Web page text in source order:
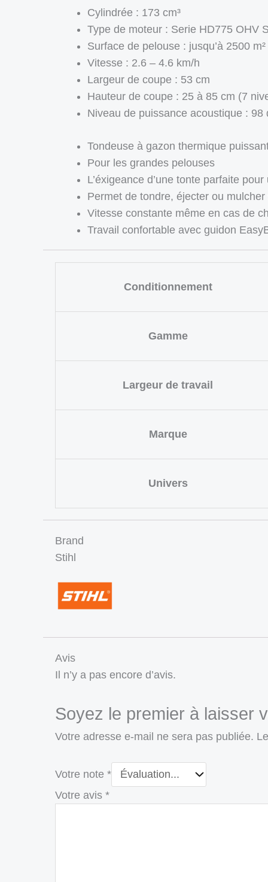
Cylindrée : 173 cm³
Type de moteur : Serie HD775 OHV
Surface de pelouse : jusqu’à 2500 m²
Vitesse : 2.6 – 4.6 km/h
Largeur de coupe : 53 cm
Hauteur de coupe : 25 à 85 cm (7
Niveau de puissance acoustique : 98
Tondeuse à gazon thermique
Pour les grandes pelouses
L’éxigeance d’une tonte parfaite
Permet de tondre, éjecter ou
Vitesse constante même en cas de
Travail confortable avec guidon
Conditionnement
Gamme
Largeur de travail
Marque
Univers
Brand
Stihl
Avis
Il n’y a pas encore d’avis.
Soyez le premier à laisser
Votre adresse e-mail ne sera pas publiée.
Votre note *
Votre avis *